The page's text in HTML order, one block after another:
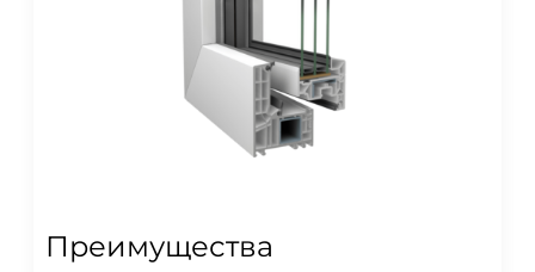
Преимущества